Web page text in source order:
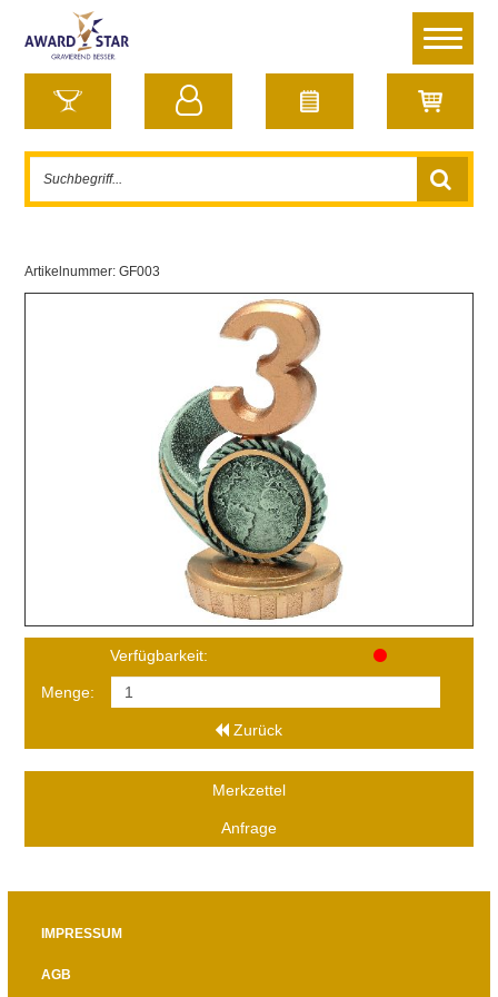
Artikelnummer: GF003
Verfügbarkeit:
Menge:
Zurück
Merkzettel
Anfrage
IMPRESSUM
AGB